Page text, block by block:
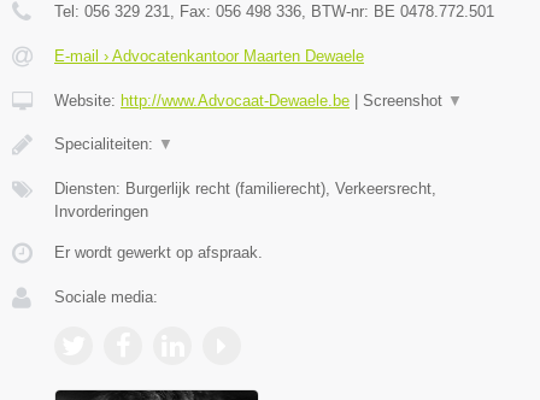
Tel: 056 329 231 , Fax: 056 498 336 , BTW-nr: BE 0478.772.501
E-mail › Advocatenkantoor Maarten Dewaele
Website: http://www.Advocaat-Dewaele.be Screenshot ▼
Specialiteiten: ▼
Diensten: Burgerlijk recht (familierecht), Verkeersrecht,
Invorderingen
Er wordt gewerkt op afspraak.
Sociale media: